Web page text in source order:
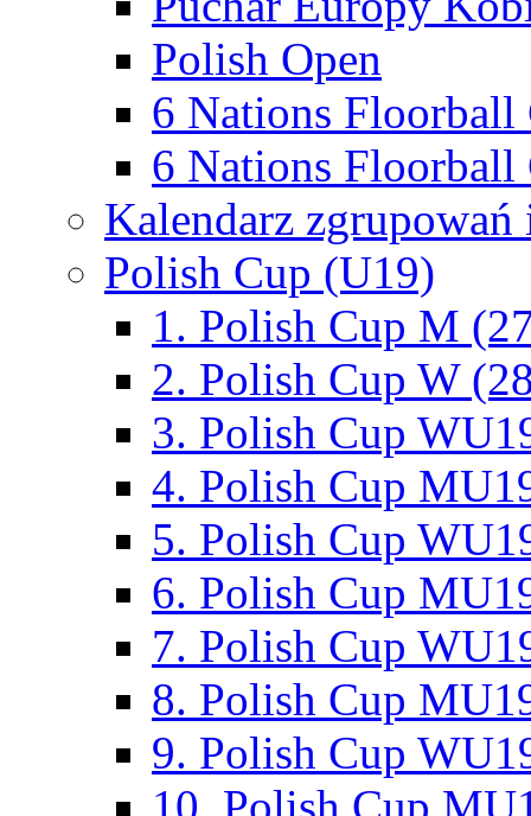
Polish Open
6 Nations Floorball
6 Nations Floorball
Kalendarz
Polish Cup (U19)
1. Polish Cup M
2. Polish Cup W
3. Polish Cup
4. Polish Cup
5. Polish Cup
6. Polish Cup
7. Polish Cup
8. Polish Cup
9. Polish Cup
10. Polish Cup